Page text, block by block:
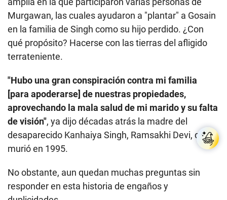
Murgawan, las cuales ayudaron a "plantar" a Gosain
en la familia de Singh como su hijo perdido. ¿Con
qué propósito? Hacerse con las tierras del afligido
terrateniente.
"Hubo una gran conspiración contra mi familia
[para apoderarse] de nuestras propiedades,
aprovechando la mala salud de mi marido y su falta
de visión", ya dijo décadas atrás la madre del
desaparecido Kanhaiya Singh, Ramsakhi Devi, quien
murió en 1995.
No obstante, aun quedan muchas preguntas sin
responder en esta historia de engaños y